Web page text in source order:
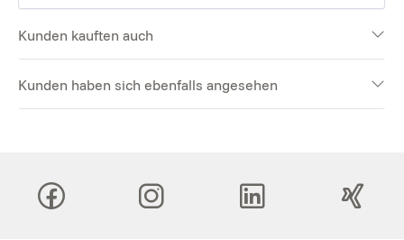
Kunden kauften auch
Kunden haben sich ebenfalls angesehen